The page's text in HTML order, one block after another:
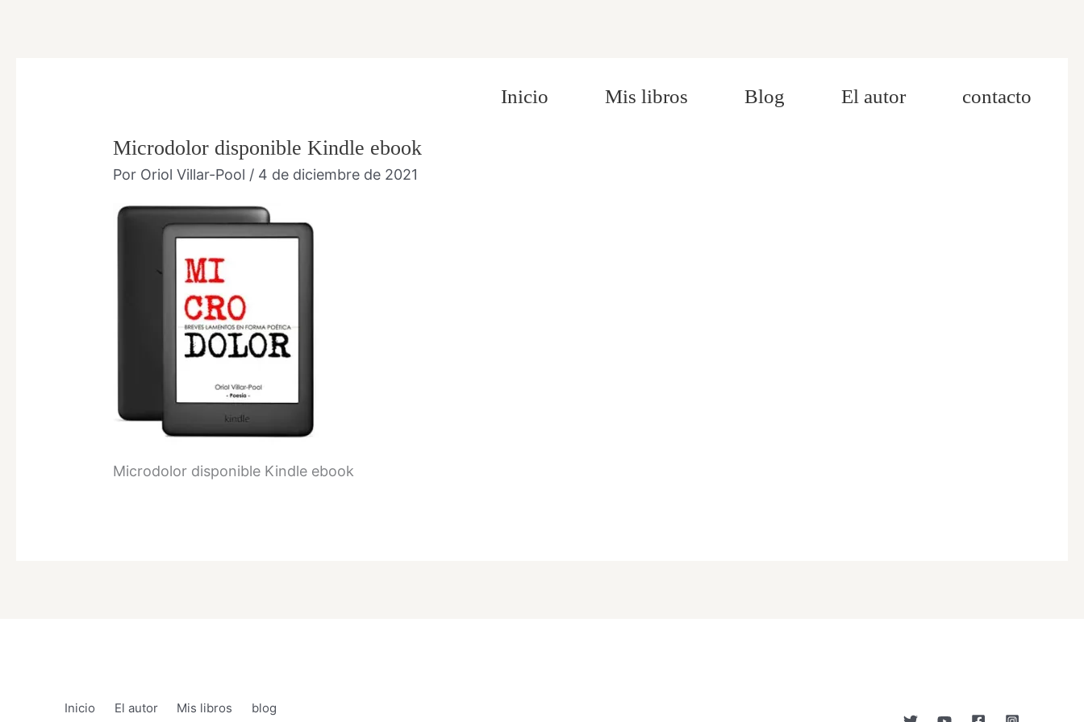
Inicio Mis libros Blog El autor contacto
Microdolor disponible Kindle ebook
Por Oriol Villar-Pool / 4 de diciembre de 2021
Microdolor disponible Kindle ebook
Inicio El autor Mis libros blog